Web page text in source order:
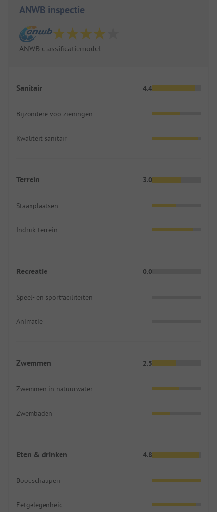
ANWB inspectie
ANWB classificatiemodel
Sanitair 4.4
Bijzondere voorzieningen
Kwaliteit sanitair
Terrein 3.0
Staanplaatsen
Indruk terrein
Recreatie 0.0
Speel- en sportfaciliteiten
Animatie
Zwemmen 2.5
Zwemmen in natuurwater
Zwembaden
Eten & drinken 4.8
Boodschappen
Eetgelegenheid